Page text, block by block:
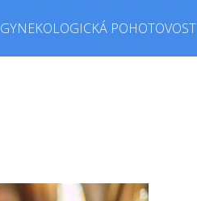
GYNEKOLOGICKÁ POHOTOVOST